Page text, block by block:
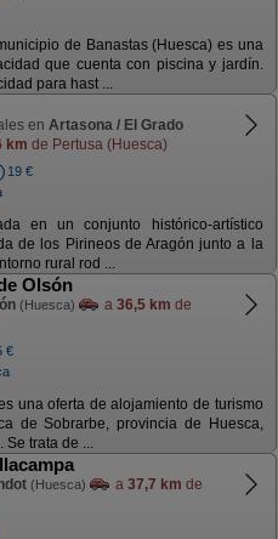
de Banastas (Huesca) es una
que cuenta con piscina y jardín.
para hast ...
en Artasona / El Grado
km de Pertusa (Huesca)
19 €
en un conjunto histórico-artístico
de los Pirineos de Aragón junto a la
rural rod ...
Olsón
(Huesca) a 36,5 km de
€
una oferta de alojamiento de turismo
de Sobrarbe, provincia de Huesca,
Se trata de ...
(Huesca) a 37,7 km de